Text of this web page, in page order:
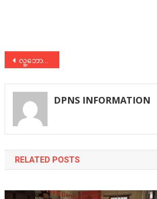
Post
navigation
လူ့ဘောင်သစ်လူငယ် နှင့် မှိုင်း ငြိမ်းချမ်းရေးကွန်ရက် တို့ တွေ့ဆုံဆွေးနွေး
DPNS INFORMATION
RELATED POSTS